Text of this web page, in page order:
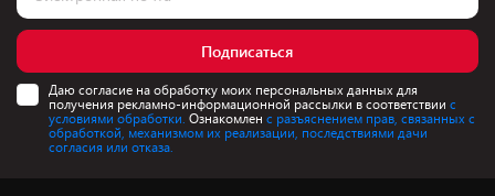
Подписаться
Даю согласие на обработку моих персональных данных для
получения рекламно-информационной рассылки в соответствии с
условиями обработки. Ознакомлен с разъяснением прав, связанных с
обработкой, механизмом их реализации, последствиями дачи
согласия или отказа.